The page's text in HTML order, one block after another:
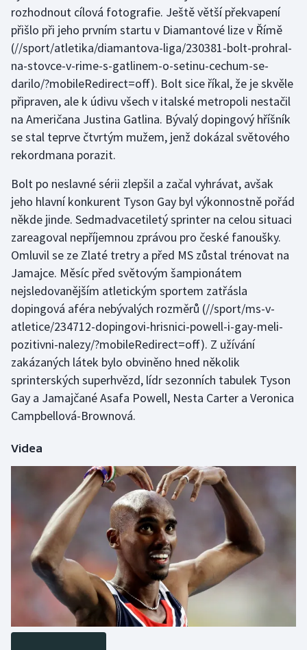
rozhodnout cílová fotografie. Ještě větší překvapení
přišlo při jeho prvním startu v Diamantové lizev Římě
(//sport/atletika/diamantova-liga/230381-bolt-prohral-
na-stovce-v-rime-s-gatlinem-o-setinu-cechum-se-
darilo/?mobileRedirect=off). Bolt sice říkal, že je skvěle
připraven, ale k údivu všech v italské metropoli nestačil
na Američana Justina Gatlina. Bývalý dopingový hříšník
se stal teprve čtvrtým mužem, jenž dokázal světového
rekordmana porazit.
Bolt po neslavné sérii zlepšil a začal vyhrávat, avšak
jeho hlavní konkurent Tyson Gay byl výkonnostně pořád
někde jinde. Sedmadvacetiletý sprinter na celou situaci
zareagoval nepříjemnou zprávou pro české fanoušky.
Omluvil se ze Zlaté tretry a před MS zůstal trénovat na
Jamajce. Měsíc před světovým šampionátem
nejsledovanějším atletickým sportem zatřásla
dopingová aféra nebývalých rozměrů (//sport/ms-v-
atletice/234712-dopingovi-hrisnici-powell-i-gay-meli-
pozitivni-nalezy/?mobileRedirect=off). Z užívání
zakázaných látek bylo obviněno hned několik
sprinterských superhvězd, lídr sezonních tabulek Tyson
Gay a Jamajčané Asafa Powell, Nesta Carter a Veronica
Campbellová-Brownová.
Videa